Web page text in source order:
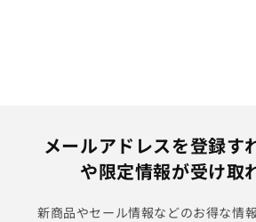
メールアドレスを登録す
や限定情報が受け取
新商品やセール情報などのお得な情